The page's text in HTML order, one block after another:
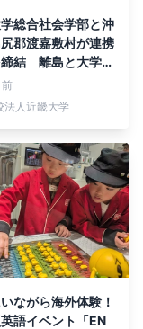
総合社会学部と沖
郡渡嘉敷村が連携
結 離島と大学を
係人口の構築を目
法人近畿大学
ながら海外体験！
語イベント「EN